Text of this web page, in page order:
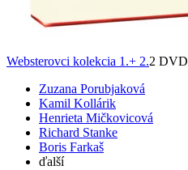
Websterovci kolekcia 1.+ 2.2 DVD
Zuzana Porubjaková
Kamil Kollárik
Henrieta Mičkovicová
Richard Stanke
Boris Farkaš
ďalší